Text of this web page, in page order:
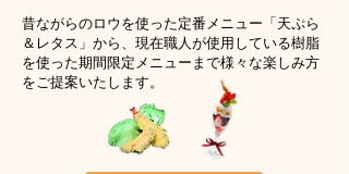
​昔ながらのロウを使った定番メニュー「天ぷら
＆レタス」から、現在職人が使用している樹脂
を使った期間限定メニューまで様々な楽しみ方
をご提案いたします。